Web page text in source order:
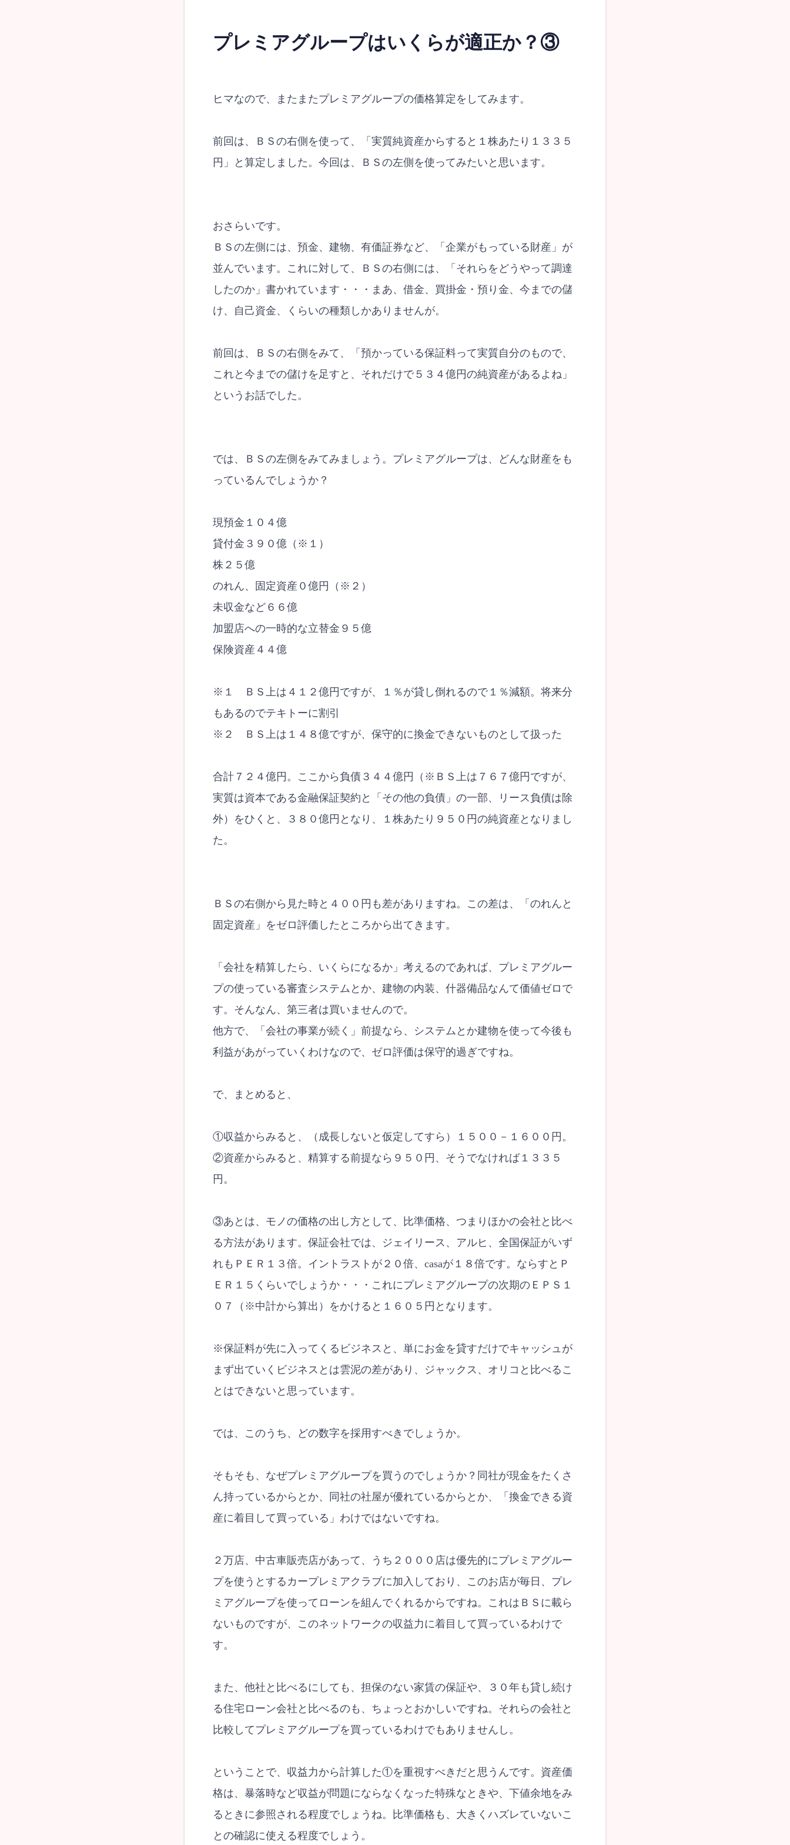
プレミアグループはいくらが適正か？③
ヒマなので、またまたプレミアグループの価格算定をしてみます。
前回は、ＢＳの右側を使って、「実質純資産からすると１株あたり１３３５
円」と算定しました。今回は、ＢＳの左側を使ってみたいと思います。
おさらいです。
ＢＳの左側には、預金、建物、有価証券など、「企業がもっている財産」が
並んでいます。これに対して、ＢＳの右側には、「それらをどうやって調達
したのか」書かれています・・・まあ、借金、買掛金・預り金、今までの儲
け、自己資金、くらいの種類しかありませんが。
前回は、ＢＳの右側をみて、「預かっている保証料って実質自分のもので、
これと今までの儲けを足すと、それだけで５３４億円の純資産があるよね」
というお話でした。
では、ＢＳの左側をみてみましょう。プレミアグループは、どんな財産をも
っているんでしょうか？
現預金１０４億
貸付金３９０億（※１）
株２５億
のれん、固定資産０億円（※２）
未収金など６６億
加盟店への一時的な立替金９５億
保険資産４４億
※１ ＢＳ上は４１２億円ですが、１％が貸し倒れるので１％減額。将来分
もあるのでテキトーに割引
※２ ＢＳ上は１４８億ですが、保守的に換金できないものとして扱った
合計７２４億円。ここから負債３４４億円（※ＢＳ上は７６７億円ですが、
実質は資本である金融保証契約と「その他の負債」の一部、リース負債は除
外）をひくと、３８０億円となり、１株あたり９５０円の純資産となりまし
た。
ＢＳの右側から見た時と４００円も差がありますね。この差は、「のれんと
固定資産」をゼロ評価したところから出てきます。
「会社を精算したら、いくらになるか」考えるのであれば、プレミアグルー
プの使っている審査システムとか、建物の内装、什器備品なんて価値ゼロで
す。そんなん、第三者は買いませんので。
他方で、「会社の事業が続く」前提なら、システムとか建物を使って今後も
利益があがっていくわけなので、ゼロ評価は保守的過ぎですね。
で、まとめると、
①収益からみると、（成長しないと仮定してすら）１５００－１６００円。
②資産からみると、精算する前提なら９５０円、そうでなければ１３３５
円。
③あとは、モノの価格の出し方として、比準価格、つまりほかの会社と比べ
る方法があります。保証会社では、ジェイリース、アルヒ、全国保証がいず
れもＰＥＲ１３倍。イントラストが２０倍、casaが１８倍です。ならすとＰ
ＥＲ１５くらいでしょうか・・・これにプレミアグループの次期のＥＰＳ１
０７（※中計から算出）をかけると１６０５円となります。
※保証料が先に入ってくるビジネスと、単にお金を貸すだけでキャッシュが
まず出ていくビジネスとは雲泥の差があり、ジャックス、オリコと比べるこ
とはできないと思っています。
では、このうち、どの数字を採用すべきでしょうか。
そもそも、なぜプレミアグループを買うのでしょうか？同社が現金をたくさ
ん持っているからとか、同社の社屋が優れているからとか、「換金できる資
産に着目して買っている」わけではないですね。
２万店、中古車販売店があって、うち２０００店は優先的にプレミアグルー
プを使うとするカープレミアクラブに加入しており、このお店が毎日、プレ
ミアグループを使ってローンを組んでくれるからですね。これはＢＳに載ら
ないものですが、このネットワークの収益力に着目して買っているわけで
す。
また、他社と比べるにしても、担保のない家賃の保証や、３０年も貸し続け
る住宅ローン会社と比べるのも、ちょっとおかしいですね。それらの会社と
比較してプレミアグループを買っているわけでもありませんし。
ということで、収益力から計算した①を重視すべきだと思うんです。資産価
格は、暴落時など収益が問題にならなくなった特殊なときや、下値余地をみ
るときに参照される程度でしょうね。比準価格も、大きくハズレていないこ
との確認に使える程度でしょう。